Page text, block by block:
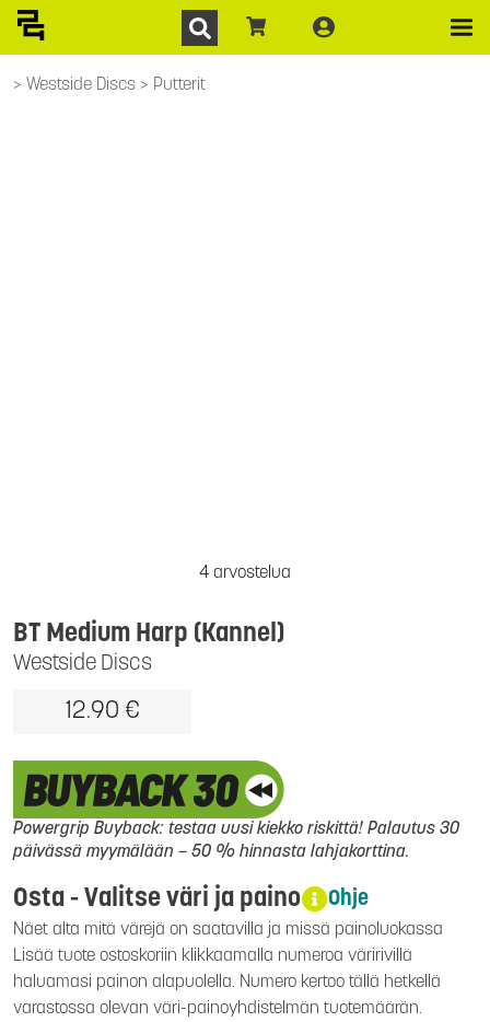
Westside Discs Putterit
4 arvostelua
Westside Discs
BT Medium Harp (Kannel)
12.90 €
Powergrip Buyback: testaa uusi kiekko riskittä! Palautus 30
päivässä myymälään – 50 % hinnasta lahjakorttina.
Osta - Valitse väri ja paino Ohje
Näet alta mitä värejä on saatavilla ja missä painoluokassa
Lisää tuote ostoskoriin klikkaamalla numeroa väririvillä
haluamasi painon alapuolella. Numero kertoo tällä hetkellä
varastossa olevan väri-painoyhdistelmän tuotemäärän.